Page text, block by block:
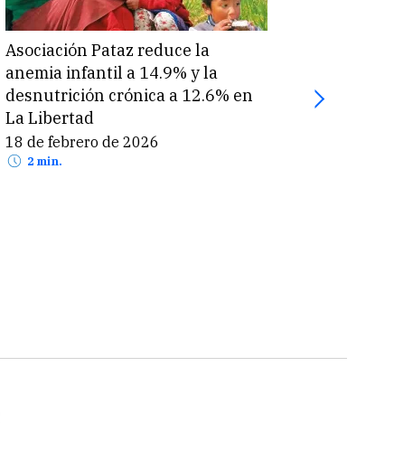
Asociación Pataz reduce la
anemia infantil a 14.9% y la
desnutrición crónica a 12.6% en
La Libertad
18 de febrero de 2026
2 min.